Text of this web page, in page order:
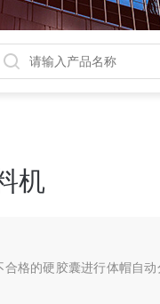
机
格的硬胶囊进行体帽自动